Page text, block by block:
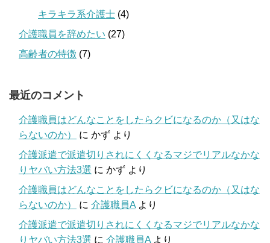
キラキラ系介護士 (4)
介護職員を辞めたい (27)
高齢者の特徴 (7)
最近のコメント
介護職員はどんなことをしたらクビになるのか（又はな
らないのか）
に かず より
介護派遣で派遣切りされにくくなるマジでリアルなかな
りヤバい方法3選 に かず より
介護職員はどんなことをしたらクビになるのか（又はな
らないのか）
に 介護職員A より
介護派遣で派遣切りされにくくなるマジでリアルなかな
りヤバい方法3選 に 介護職員A より